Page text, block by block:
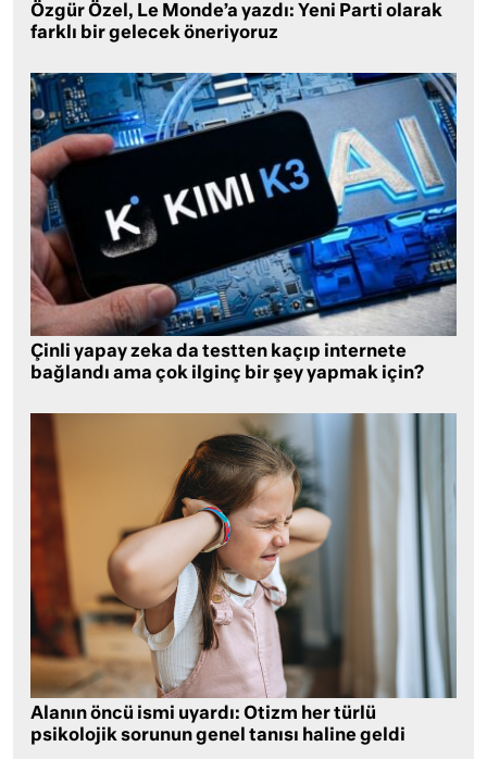
Özgür Özel, Le Monde’a yazdı: Yeni Parti olarak
farklı bir gelecek öneriyoruz
Çinli yapay zeka da testten kaçıp internete
bağlandı ama çok ilginç bir şey yapmak için?
Alanın öncü ismi uyardı: Otizm her türlü
psikolojik sorunun genel tanısı haline geldi